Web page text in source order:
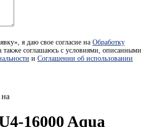
я даю свое согласие на Обработку
также соглашаюсь с условиями, описанными
и Соглашении об использовании
16000 Aqua